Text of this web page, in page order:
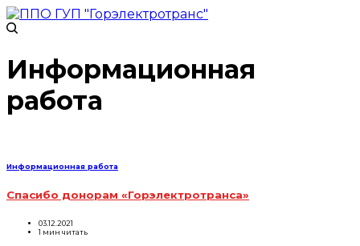
Информационная
работа
Информационная работа
Спасибо донорам «Горэлектротранса»
03.12.2021
1 мин читать